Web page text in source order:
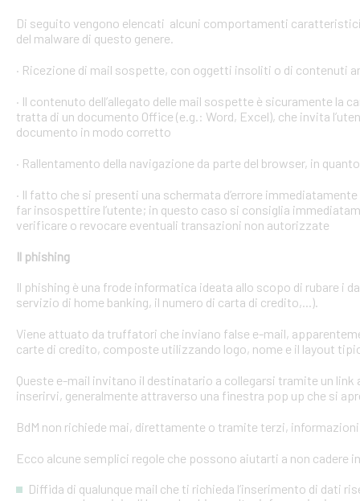
Di seguito vengono elencati alcuni comportamenti
del malware di questo genere.
· Ricezione di mail sospette, con oggetti insoliti o di contenuti
· Il contenuto dell’allegato delle mail sospette è sicuramente
tratta di un documento Office (e.g.: Word, Excel), che invita
documento in modo corretto
· Rallentamento della navigazione da parte del browser, in
· Il fatto che si presenti una schermata d’errore
far insospettire l’utente; in questo caso si consiglia
verificare o revocare eventuali transazioni non autorizzate
Il phishing
Il phishing è una frode informatica ideata allo scopo di rubare i
servizio di home banking, il numero di carta di credito,...).
Viene attuato da truffatori che inviano false e-mail,
carte di credito, composte utilizzando logo, nome e il layout
Queste e-mail invitano il destinatario a collegarsi tramite un
inserirvi, generalmente attraverso una finestra pop up che si
BdM non richiede mai, direttamente o tramite terzi,
Ecco alcune semplici regole che possono aiutarti a non cadere
Diffida di qualunque mail che ti richieda l’inserimento di dati